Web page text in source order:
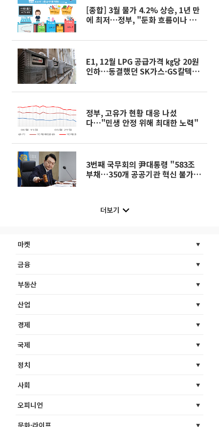
[종합] 3월 물가 4.2% 상승, 1년 만
에 최저…정부, "둔화 흐름이나 불
E1, 12월 LPG 공급가격 ㎏당 20원
인하…동결했던 SK가스·GS칼텍스
정부, 고유가 현황 대응 나섰
다…"민생 안정 위해 최대한 노력"
3번째 국무회의 尹대통령 "583조
부채…350개 공공기관 혁신 불가
더보기
마켓
금융
부동산
산업
경제
국제
정치
사회
오피니언
문화·라이프